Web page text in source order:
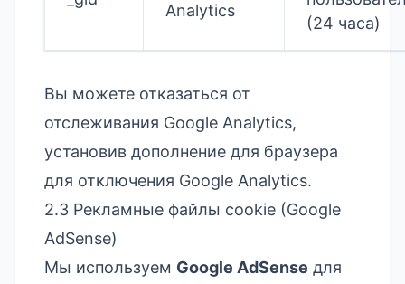
Analytics
(24 часа)
Вы можете отказаться от
отслеживания Google Analytics,
установив дополнение для браузера
для отключения Google Analytics.
2.3 Рекламные файлы cookie (Google
AdSense)
Мы используем Google AdSense для